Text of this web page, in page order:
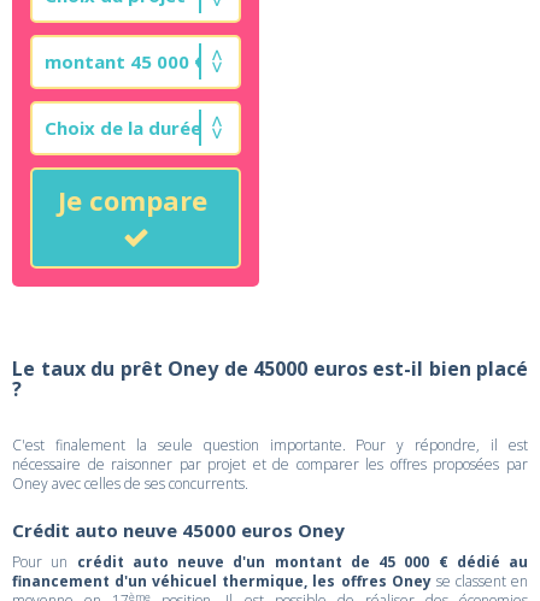
Je compare
Le taux du prêt Oney de 45000 euros est-il bien placé
?
C'est finalement la seule question importante. Pour y répondre, il est
nécessaire de raisonner par projet et de comparer les offres proposées par
Oney avec celles de ses concurrents.
Crédit auto neuve 45000 euros Oney
Pour un crédit auto neuve d'un montant de 45 000 € dédié au
financement d'un véhicuel thermique, les offres Oneyse classent en
ème